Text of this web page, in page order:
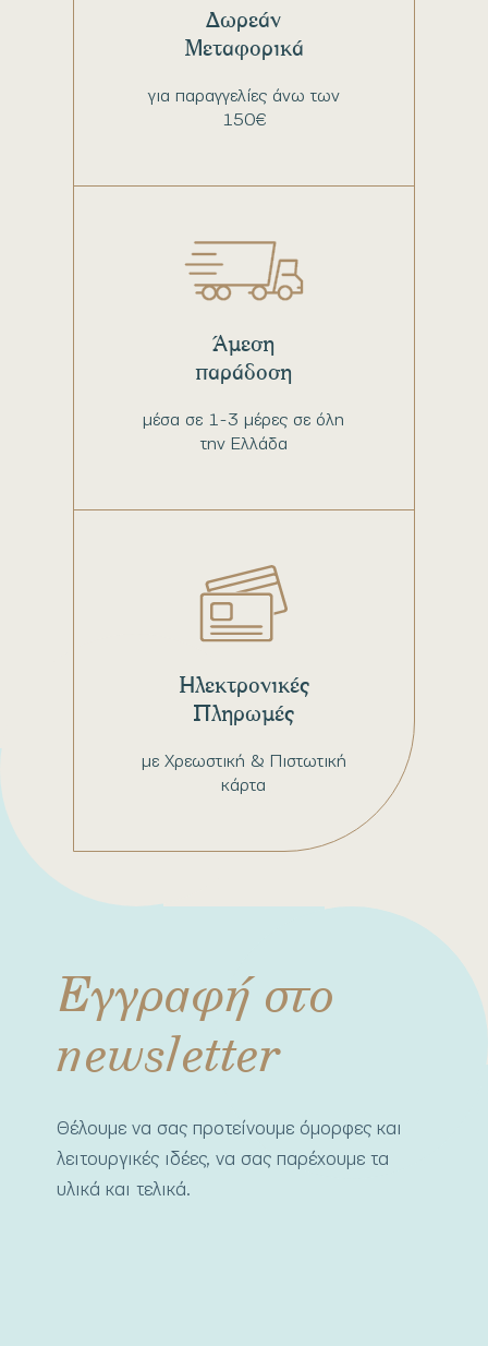
για παραγγελίες άνω των
150€
Δωρεάν
Μεταφορικά
μέσα σε 1-3 μέρες σε όλη
την Ελλάδα
Άμεση
παράδοση
με Χρεωστική & Πιστωτική
κάρτα
Ηλεκτρονικές
Πληρωμές
Εγγραφή στο
newsletter
Θέλουμε να σας προτείνουμε όμορφες και
λειτουργικές ιδέες, να σας παρέχουμε τα
υλικά και τελικά.